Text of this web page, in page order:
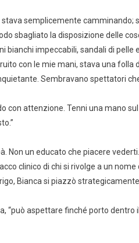
semplicemente camminando;
sbagliato la disposizione delle
impeccabili, sandali di pelle
con le mie mani, stava una folla
Sembravano spettatori
con attenzione. Tenni una mano
Non un educato che piacere
clinico di chi si rivolge a un
Bianca si piazzò
“può aspettare finché porto dentro